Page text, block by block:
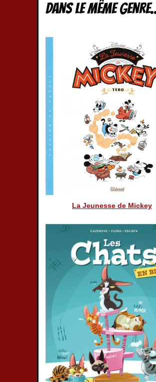
Dans le même
La Jeunesse de Mickey